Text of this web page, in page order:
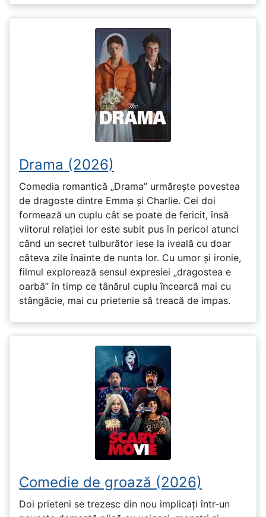
Drama (2026)
Comedia romantică „Drama” urmărește povestea
de dragoste dintre Emma și Charlie. Cei doi
formează un cuplu cât se poate de fericit, însă
viitorul relației lor este subit pus în pericol atunci
când un secret tulburător iese la iveală cu doar
câteva zile înainte de nunta lor. Cu umor și ironie,
filmul explorează sensul expresiei „dragostea e
oarbă” în timp ce tânărul cuplu încearcă mai cu
stângăcie, mai cu prietenie să treacă de impas.
Comedie de groază (2026)
Doi prieteni se trezesc din nou implicați într-un